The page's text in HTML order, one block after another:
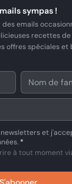
sympas !
emails
recettes
offres spéciales et
et
*
à tout moment